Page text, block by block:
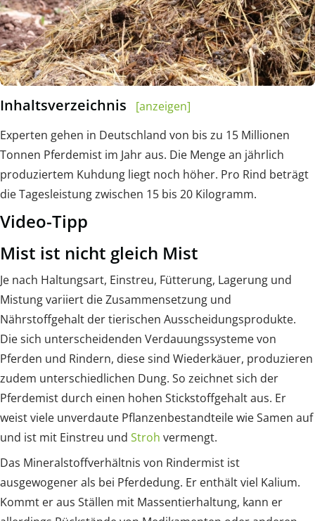
Inhaltsverzeichnis
[anzeigen]
Experten gehen in Deutschland von bis zu 15 Millionen
Tonnen Pferdemist im Jahr aus. Die Menge an jährlich
produziertem Kuhdung liegt noch höher. Pro Rind beträgt
die Tagesleistung zwischen 15 bis 20 Kilogramm.
Video-Tipp
Mist ist nicht gleich Mist
Je nach Haltungsart, Einstreu, Fütterung, Lagerung und
Mistung variiert die Zusammensetzung und
Nährstoffgehalt der tierischen Ausscheidungsprodukte.
Die sich unterscheidenden Verdauungssysteme von
Pferden und Rindern, diese sind Wiederkäuer, produzieren
zudem unterschiedlichen Dung. So zeichnet sich der
Pferdemist durch einen hohen Stickstoffgehalt aus. Er
weist viele unverdaute Pflanzenbestandteile wie Samen auf
und ist mit Einstreu und Stroh vermengt.
Das Mineralstoffverhältnis von Rindermist ist
ausgewogener als bei Pferdedung. Er enthält viel Kalium.
Kommt er aus Ställen mit Massentierhaltung, kann er